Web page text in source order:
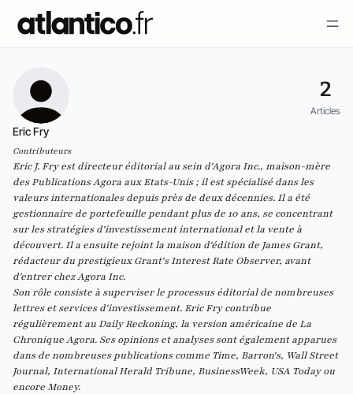
2
Articles
Eric Fry
Contributeurs
Eric J. Fry est directeur éditorial au sein d'Agora Inc., maison-mère
desPublications Agora aux Etats-Unis ; il est spécialisé dans les
valeurs internationales depuis près de deux décennies. Il a été
gestionnaire de portefeuille pendant plus de 10 ans, se concentrant
sur les stratégies d'investissement international et la vente à
découvert. Il a ensuite rejoint la maison d'édition de James Grant,
rédacteur du prestigieuxGrant's Interest Rate Observer, avant
d'entrer chez Agora Inc.
Son rôle consiste à superviser le processus éditorial de nombreuses
lettres et services d'investissement. Eric Fry contribue
régulièrement auDaily Reckoning, la version américaine deLa
Chronique Agora. Ses opinions et analyses sont également apparues
dans de nombreuses publications comme Time, Barron's, Wall Street
Journal, International Herald Tribune, BusinessWeek, USA Todayou
encoreMoney.